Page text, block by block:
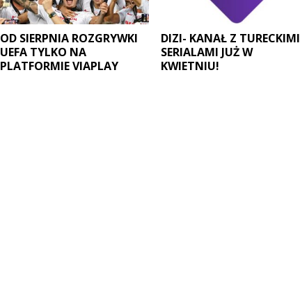
OD SIERPNIA ROZGRYWKI
UEFA TYLKO NA
PLATFORMIE VIAPLAY
DIZI- KANAŁ Z TURECKIMI
SERIALAMI JUŻ W
KWIETNIU!